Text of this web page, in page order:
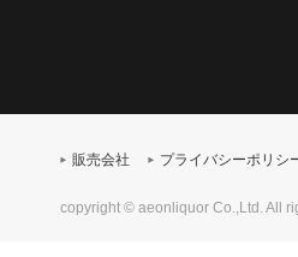
販売会社 プライバシーポリシ
copyright © aeonliquor Co.,Ltd. All